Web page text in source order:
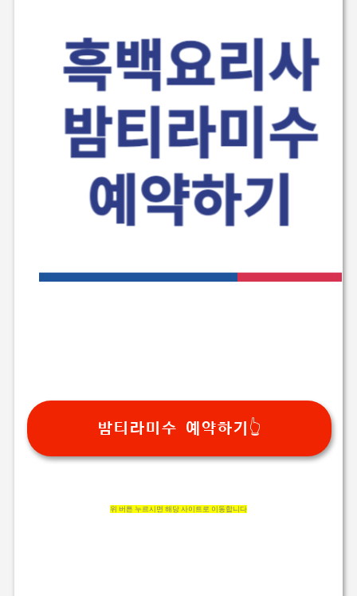
밤티라미수 예약하기👆
위 버튼 누르시면 해당 사이트로 이동합니다